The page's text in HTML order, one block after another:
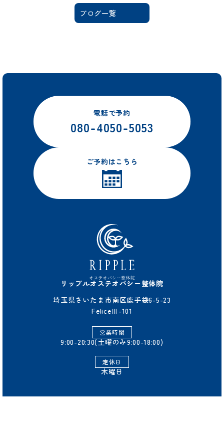
ブログ一覧
電話で予約
080-4050-5053
ご予約はこちら
リップルオステオパシー整体院
埼玉県さいたま市南区鹿手袋6-5-23
FeliceⅢ-101
営業時間
9:00-20:30(土曜のみ9:00-18:00)
定休日
木曜日